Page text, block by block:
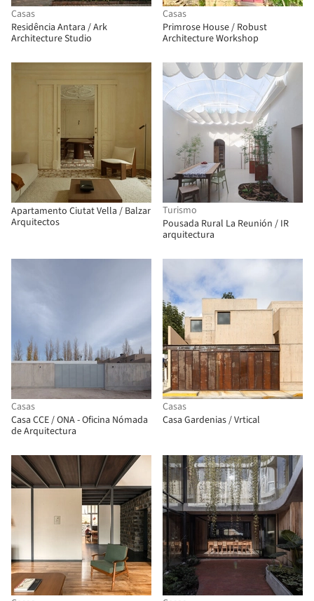
Casas
Residência Antara / Ark
Architecture Studio
Casas
Primrose House / Robust
Architecture Workshop
Apartamento Ciutat Vella / Balzar
Arquitectos
Turismo
Pousada Rural La Reunión / IR
arquitectura
Casas
Casa CCE / ONA - Oficina Nómada
de Arquitectura
Casas
Casa Gardenias / Vrtical